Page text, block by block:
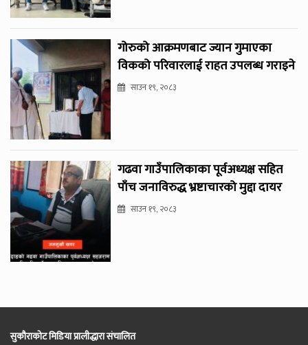
गोरुको आक्रमणबाट ज्यान गुमाएका
विकको परिवारलाई राहत उपलब्ध गराइने
साउन १९, २०८३
गढवा गाउँपालिकाका पूर्वअध्यक्ष सहित
पाँच जनाविरुद्ध भ्रष्टाचारको मुद्दा दायर
साउन १९, २०८३
सुकौराकोट मिडिया प्रालीद्धारा संचालित